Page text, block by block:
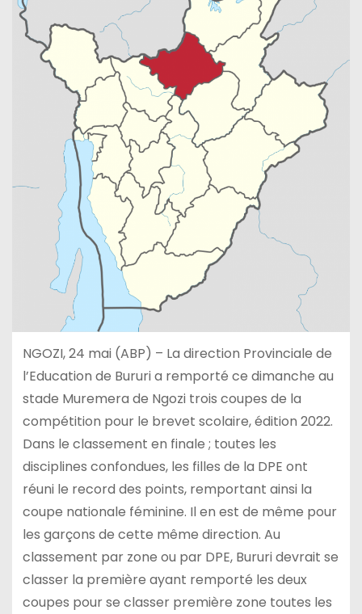
NGOZI, 24 mai (ABP) – La direction Provinciale de
l’Education de Bururi a remporté ce dimanche au
stade Muremera de Ngozi trois coupes de la
compétition pour le brevet scolaire, édition 2022.
Dans le classement en finale ; toutes les
disciplines confondues, les filles de la DPE ont
réuni le record des points, remportant ainsi la
coupe nationale féminine. Il en est de même pour
les garçons de cette même direction. Au
classement par zone ou par DPE, Bururi devrait se
classer la première ayant remporté les deux
coupes pour se classer première zone toutes les